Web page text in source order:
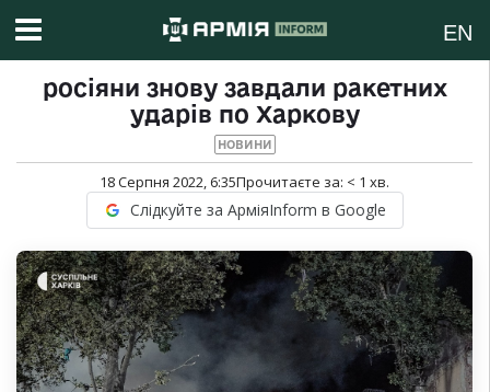
EN
росіяни знову завдали ракетних
ударів по Харкову
НОВИНИ
18 Серпня 2022, 6:35Прочитаєте за: < 1 хв.
Слідкуйте за АрміяInform в Google